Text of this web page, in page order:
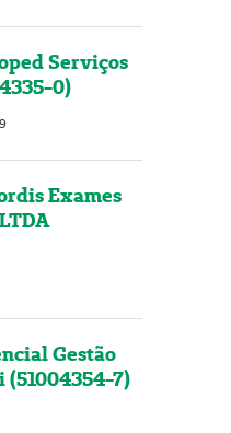
Serviços
0)
Exames
Gestão
(51004354-7)